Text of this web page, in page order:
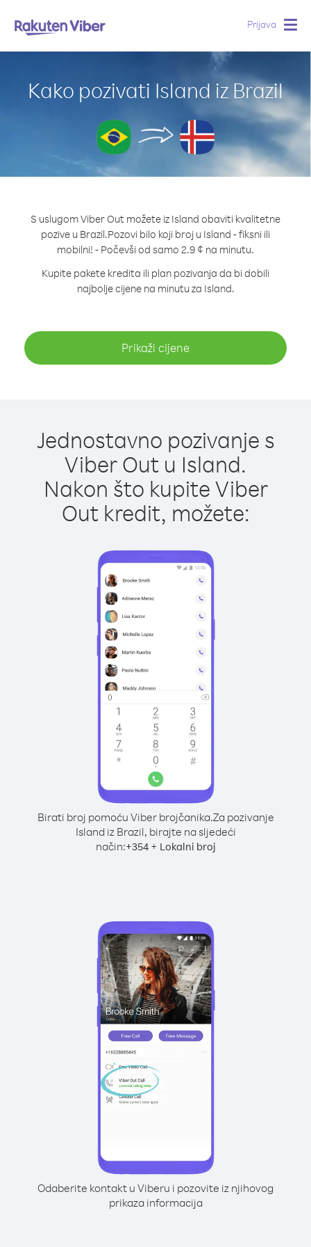
Prijava
Kako pozivati Island iz Brazil
S uslugom Viber Out možete iz Island obaviti kvalitetne
pozive u Brazil.Pozovi bilo koji broj u Island - fiksni ili
mobilni! - Počevši od samo 2.9 ¢ na minutu.
Kupite pakete kredita ili plan pozivanja da bi dobili
najbolje cijene na minutu za Island.
Prikaži cijene
Jednostavno pozivanje s
Viber Out u Island.
Nakon što kupite Viber
Out kredit, možete:
Birati broj pomoću Viber brojčanika.Za pozivanje
Island iz Brazil, birajte na sljedeći
način:+354+ Lokalni broj
Odaberite kontakt u Viberu i pozovite iz njihovog
prikaza informacija